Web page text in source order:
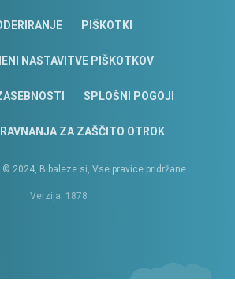
PIŠKOTKI
NASTAVITVE PIŠKOTKOV
SPLOŠNI POGOJI
ZA ZAŠČITO OTROK
© 2024, Bibaleze.si, Vse pravice pridržane
Verzija: 1878